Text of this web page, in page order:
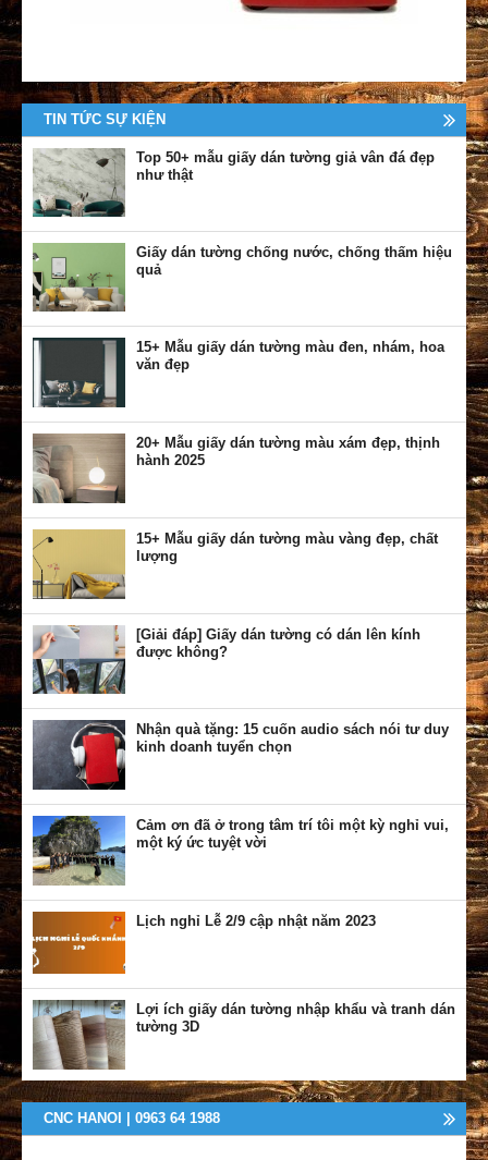
TIN TỨC SỰ KIỆN
Top 50+ mẫu giấy dán tường giả vân đá đẹp
như thật
Giấy dán tường chống nước, chống thấm hiệu
quả
15+ Mẫu giấy dán tường màu đen, nhám, hoa
văn đẹp
20+ Mẫu giấy dán tường màu xám đẹp, thịnh
hành 2025
15+ Mẫu giấy dán tường màu vàng đẹp, chất
lượng
[Giải đáp] Giấy dán tường có dán lên kính
được không?
Nhận quà tặng: 15 cuốn audio sách nói tư duy
kinh doanh tuyển chọn
Cảm ơn đã ở trong tâm trí tôi một kỳ nghỉ vui,
một ký ức tuyệt vời
Lịch nghỉ Lễ 2/9 cập nhật năm 2023
Lợi ích giấy dán tường nhập khẩu và tranh dán
tường 3D
CNC HANOI | 0963 64 1988